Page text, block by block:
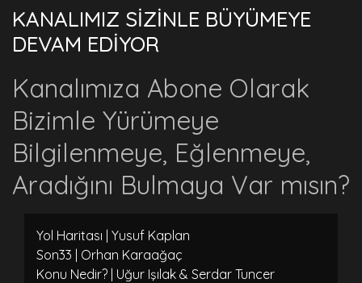
KANALIMIZ SİZİNLE BÜYÜMEYE
DEVAM EDİYOR
Kanalımıza Abone Olarak
Bizimle Yürümeye
Bilgilenmeye, Eğlenmeye,
Aradığını Bulmaya Var mısın?
Yol Haritası | Yusuf Kaplan
Son33 | Orhan Karaağaç
Konu Nedir? | Uğur Işılak & Serdar Tuncer